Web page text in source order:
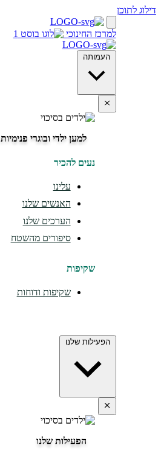
דילוג לתוכן
למרכז החינוכי
העמותה
למען ילדי ובוגרי פנימיות
נעים להכיר
עלינו
האנשים שלנו
הערכים שלנו
סיפורים מהשטח
שקיפות
שקיפות ודוחות
הפעילות שלנו
הפעילות שלנו